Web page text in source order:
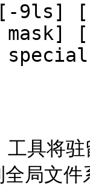
[-9ls]
具将
全局文